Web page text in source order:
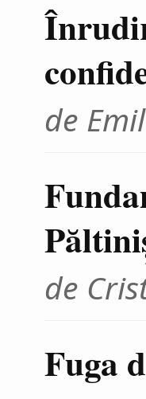
de
de
Fuga